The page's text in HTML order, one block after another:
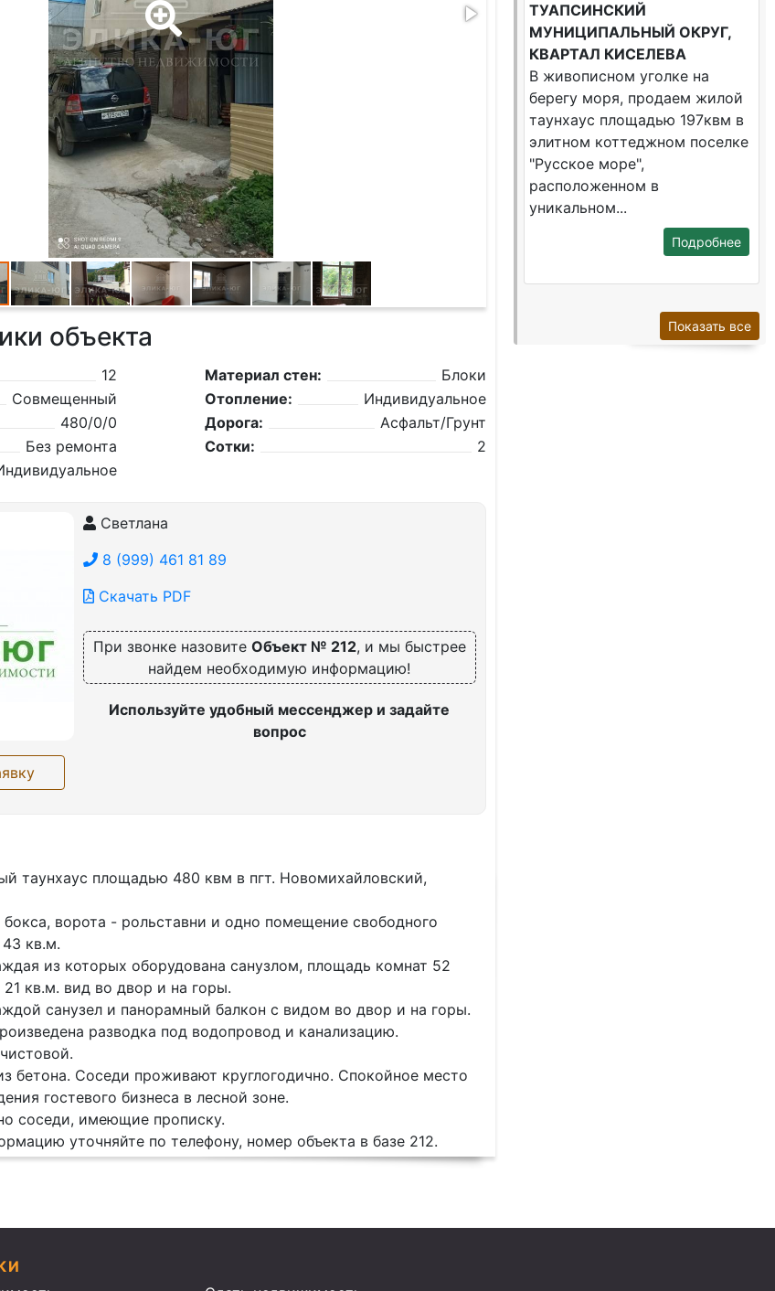
объекта
12
Совмещенный
480/0/0
Без ремонта
Материал стен:
Блоки
Отопление:
Индивидуальное
Дорога:
Асфальт/Грунт
Сотки:
2
Светлана
8 (999) 461 81 89
Скачать PDF
При звонке назовите Объект № 212, и мы быстрее
найдем необходимую информацию!
Используйте удобный мессенджер и задайте
вопрос
таунхаус площадью 480 квм в пгт. Новомихайловский,
ворота - рольставни и одно помещение свободного
кв.м.
из которых оборудована санузлом, площадь комнат 52
кв.м. вид во двор и на горы.
санузел и панорамный балкон с видом во двор и на горы.
разводка под водопровод и канализацию.
бетона. Соседи проживают круглогодично. Спокойное место
гостевого бизнеса в лесной зоне.
соседи, имеющие прописку.
уточняйте по телефону, номер объекта в базе 212.
ТУАПСИНСКИЙ
МУНИЦИПАЛЬНЫЙ ОКРУГ,
КВАРТАЛ КИСЕЛЕВА
В живописном уголке на
берегу моря, продаем жилой
таунхаус площадью 197квм в
элитном коттеджном поселке
"Русское море",
расположенном в
уникальном...
Подробнее
Показать все